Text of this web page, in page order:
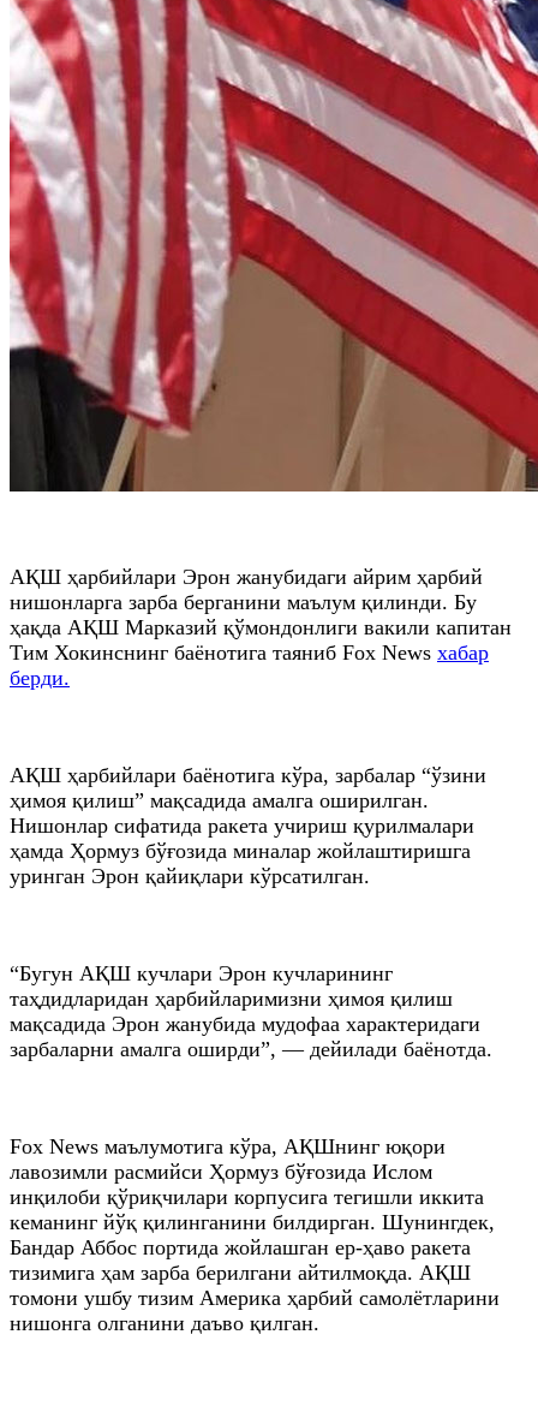
АҚШ ҳарбийлари Эрон жанубидаги айрим ҳарбий
нишонларга зарба берганини маълум қилинди. Бу
ҳақда АҚШ Марказий қўмондонлиги вакили капитан
Тим Хокинснинг баёнотига таяниб Fox News хабар
берди.
АҚШ ҳарбийлари баёнотига кўра, зарбалар “ўзини
ҳимоя қилиш” мақсадида амалга оширилган.
Нишонлар сифатида ракета учириш қурилмалари
ҳамда Ҳормуз бўғозида миналар жойлаштиришга
уринган Эрон қайиқлари кўрсатилган.
“Бугун АҚШ кучлари Эрон кучларининг
таҳдидларидан ҳарбийларимизни ҳимоя қилиш
мақсадида Эрон жанубида мудофаа характеридаги
зарбаларни амалга оширди”, — дейилади баёнотда.
Fox News маълумотига кўра, АҚШнинг юқори
лавозимли расмийси Ҳормуз бўғозида Ислом
инқилоби қўриқчилари корпусига тегишли иккита
кеманинг йўқ қилинганини билдирган. Шунингдек,
Бандар Аббос портида жойлашган ер-ҳаво ракета
тизимига ҳам зарба берилгани айтилмоқда. АҚШ
томони ушбу тизим Америка ҳарбий самолётларини
нишонга олганини даъво қилган.